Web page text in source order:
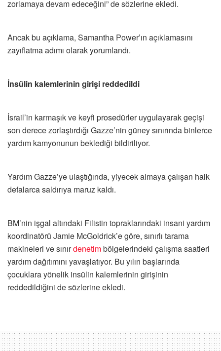
zorlamaya devam edeceğini” de sözlerine ekledi.
Ancak bu açıklama, Samantha Power’ın açıklamasını
zayıflatma adımı olarak yorumlandı.
İnsülin kalemlerinin girişi reddedildi
İsrail’in karmaşık ve keyfi prosedürler uygulayarak geçişi
son derece zorlaştırdığı Gazze’nin güney sınırında binlerce
yardım kamyonunun beklediği bildiriliyor.
Yardım Gazze’ye ulaştığında, yiyecek almaya çalışan halk
defalarca saldırıya maruz kaldı.
BM’nin işgal altındaki Filistin topraklarındaki insani yardım
koordinatörü Jamie McGoldrick’e göre, sınırlı tarama
makineleri ve sınırdenetimbölgelerindeki çalışma saatleri
yardım dağıtımını yavaşlatıyor. Bu yılın başlarında
çocuklara yönelik insülin kalemlerinin girişinin
reddedildiğini de sözlerine ekledi.